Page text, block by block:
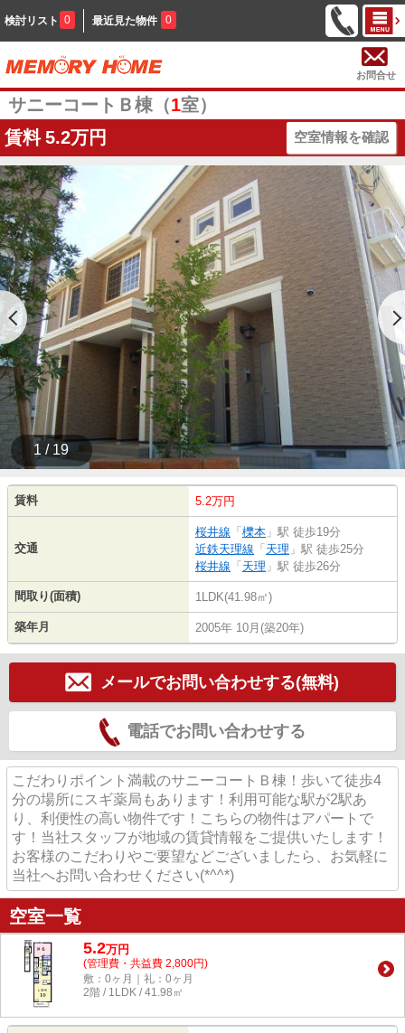
検討リスト 0 最近見た物件 0
お問合せ
サニーコートＢ棟（1室）
賃料 5.2万円 空室情報を確認
1 / 19
賃料 5.2万円
交通
桜井線 「 櫟本 」駅 徒歩19分
近鉄天理線 「 天理 」駅 徒歩25分
桜井線 「 天理 」駅 徒歩26分
間取り(面積) 1LDK(41.98㎡)
築年月 2005年 10月(築20年)
メールでお問い合わせする(無料)
電話でお問い合わせする
こだわりポイント満載のサニーコートＢ棟！歩いて徒歩4
分の場所にスギ薬局もあります！利用可能な駅が2駅あ
り、利便性の高い物件です！こちらの物件はアパートで
す！当社スタッフが地域の賃貸情報をご提供いたします！
お客様のこだわりやご要望などございましたら、お気軽に
当社へお問い合わせください(*^^*)
空室一覧
5.2万円
(管理費・共益費 2,800円)
敷：0ヶ月｜礼：0ヶ月
2階 / 1LDK / 41.98㎡